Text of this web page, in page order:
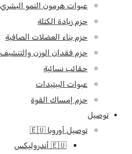
عبوات هرمون النمو البشري
حزم زيادة الكتلة
حزم بناء العضلات الصافية
حزم فقدان الوزن والتنشيف
حقائب نسائية
عبوات الببتيدات
حزم إمساك القوة
توصيل
توصيل أوروبا 🇪🇺
🇪🇺 أندروليكس